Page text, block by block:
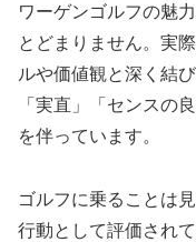
ワーゲンゴルフの魅
とどまりません。実
ルや価値観と深く結
「実直」「センスの
を伴っています。
ゴルフに乗ることは
行動として評価され